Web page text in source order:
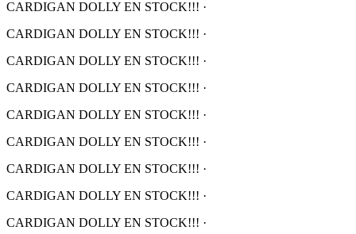
CARDIGAN DOLLY EN STOCK!!! ·
CARDIGAN DOLLY EN STOCK!!! ·
CARDIGAN DOLLY EN STOCK!!! ·
CARDIGAN DOLLY EN STOCK!!! ·
CARDIGAN DOLLY EN STOCK!!! ·
CARDIGAN DOLLY EN STOCK!!! ·
CARDIGAN DOLLY EN STOCK!!! ·
CARDIGAN DOLLY EN STOCK!!! ·
CARDIGAN DOLLY EN STOCK!!! ·